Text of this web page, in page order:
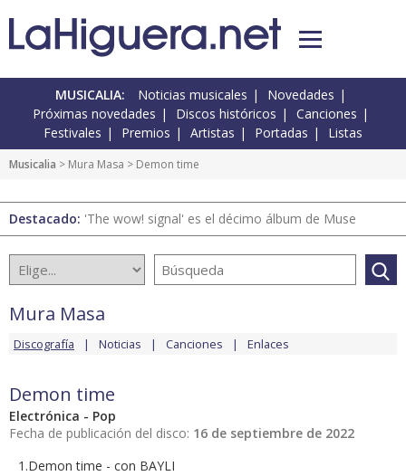
MUSICALIA: Noticias musicales
Novedades
Próximas novedades
Discos históricos
Canciones
Festivales
Premios Artistas Portadas Listas
Musicalia > Mura Masa > Demon time
Destacado: 'The wow! signal' es el décimo álbum de Muse
Mura Masa
Discografía Noticias Canciones Enlaces
Demon time
Electrónica - Pop
Fecha de publicación del disco: 16 de septiembre de 2022
1.Demon time - con BAYLI